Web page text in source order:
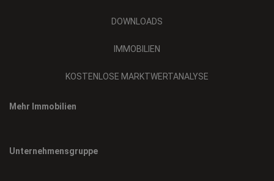
DOWNLOADS
IMMOBILIEN
KOSTENLOSE MARKTWERTANALYSE
Mehr Immobilien
Unternehmensgruppe